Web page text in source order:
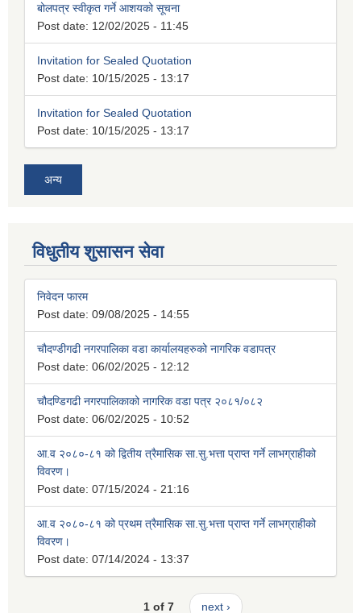
बोलपत्र स्वीकृत गर्ने आशयको सूचना
Post date: 12/02/2025 - 11:45
Invitation for Sealed Quotation
Post date: 10/15/2025 - 13:17
Invitation for Sealed Quotation
Post date: 10/15/2025 - 13:17
अन्य
विधुतीय शुसासन सेवा
निवेदन फारम
Post date: 09/08/2025 - 14:55
चौदण्डीगढी नगरपालिका वडा कार्यालयहरुको नागरिक वडापत्र
Post date: 06/02/2025 - 12:12
चौदण्डिगढी नगरपालिकाको नागरिक वडा पत्र २०८१/०८२
Post date: 06/02/2025 - 10:52
आ.व २०८०-८१ को द्वितीय त्रैमासिक सा.सु.भत्ता प्राप्त गर्ने लाभग्राहीको
विवरण।
Post date: 07/15/2024 - 21:16
आ.व २०८०-८१ को प्रथम त्रैमासिक सा.सु.भत्ता प्राप्त गर्ने लाभग्राहीको
विवरण।
Post date: 07/14/2024 - 13:37
1 of 7 next ›